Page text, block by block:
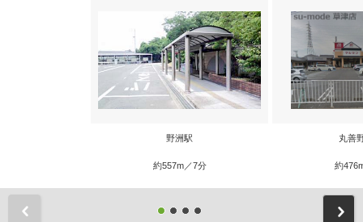
野洲駅
約557m／7分
丸善
約